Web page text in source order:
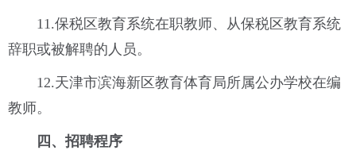
11.保税区教育系统在职教师、从保税区教育系统
辞职或被解聘的人员。
12.天津市滨海新区教育体育局所属公办学校在编
教师。
四、招聘程序